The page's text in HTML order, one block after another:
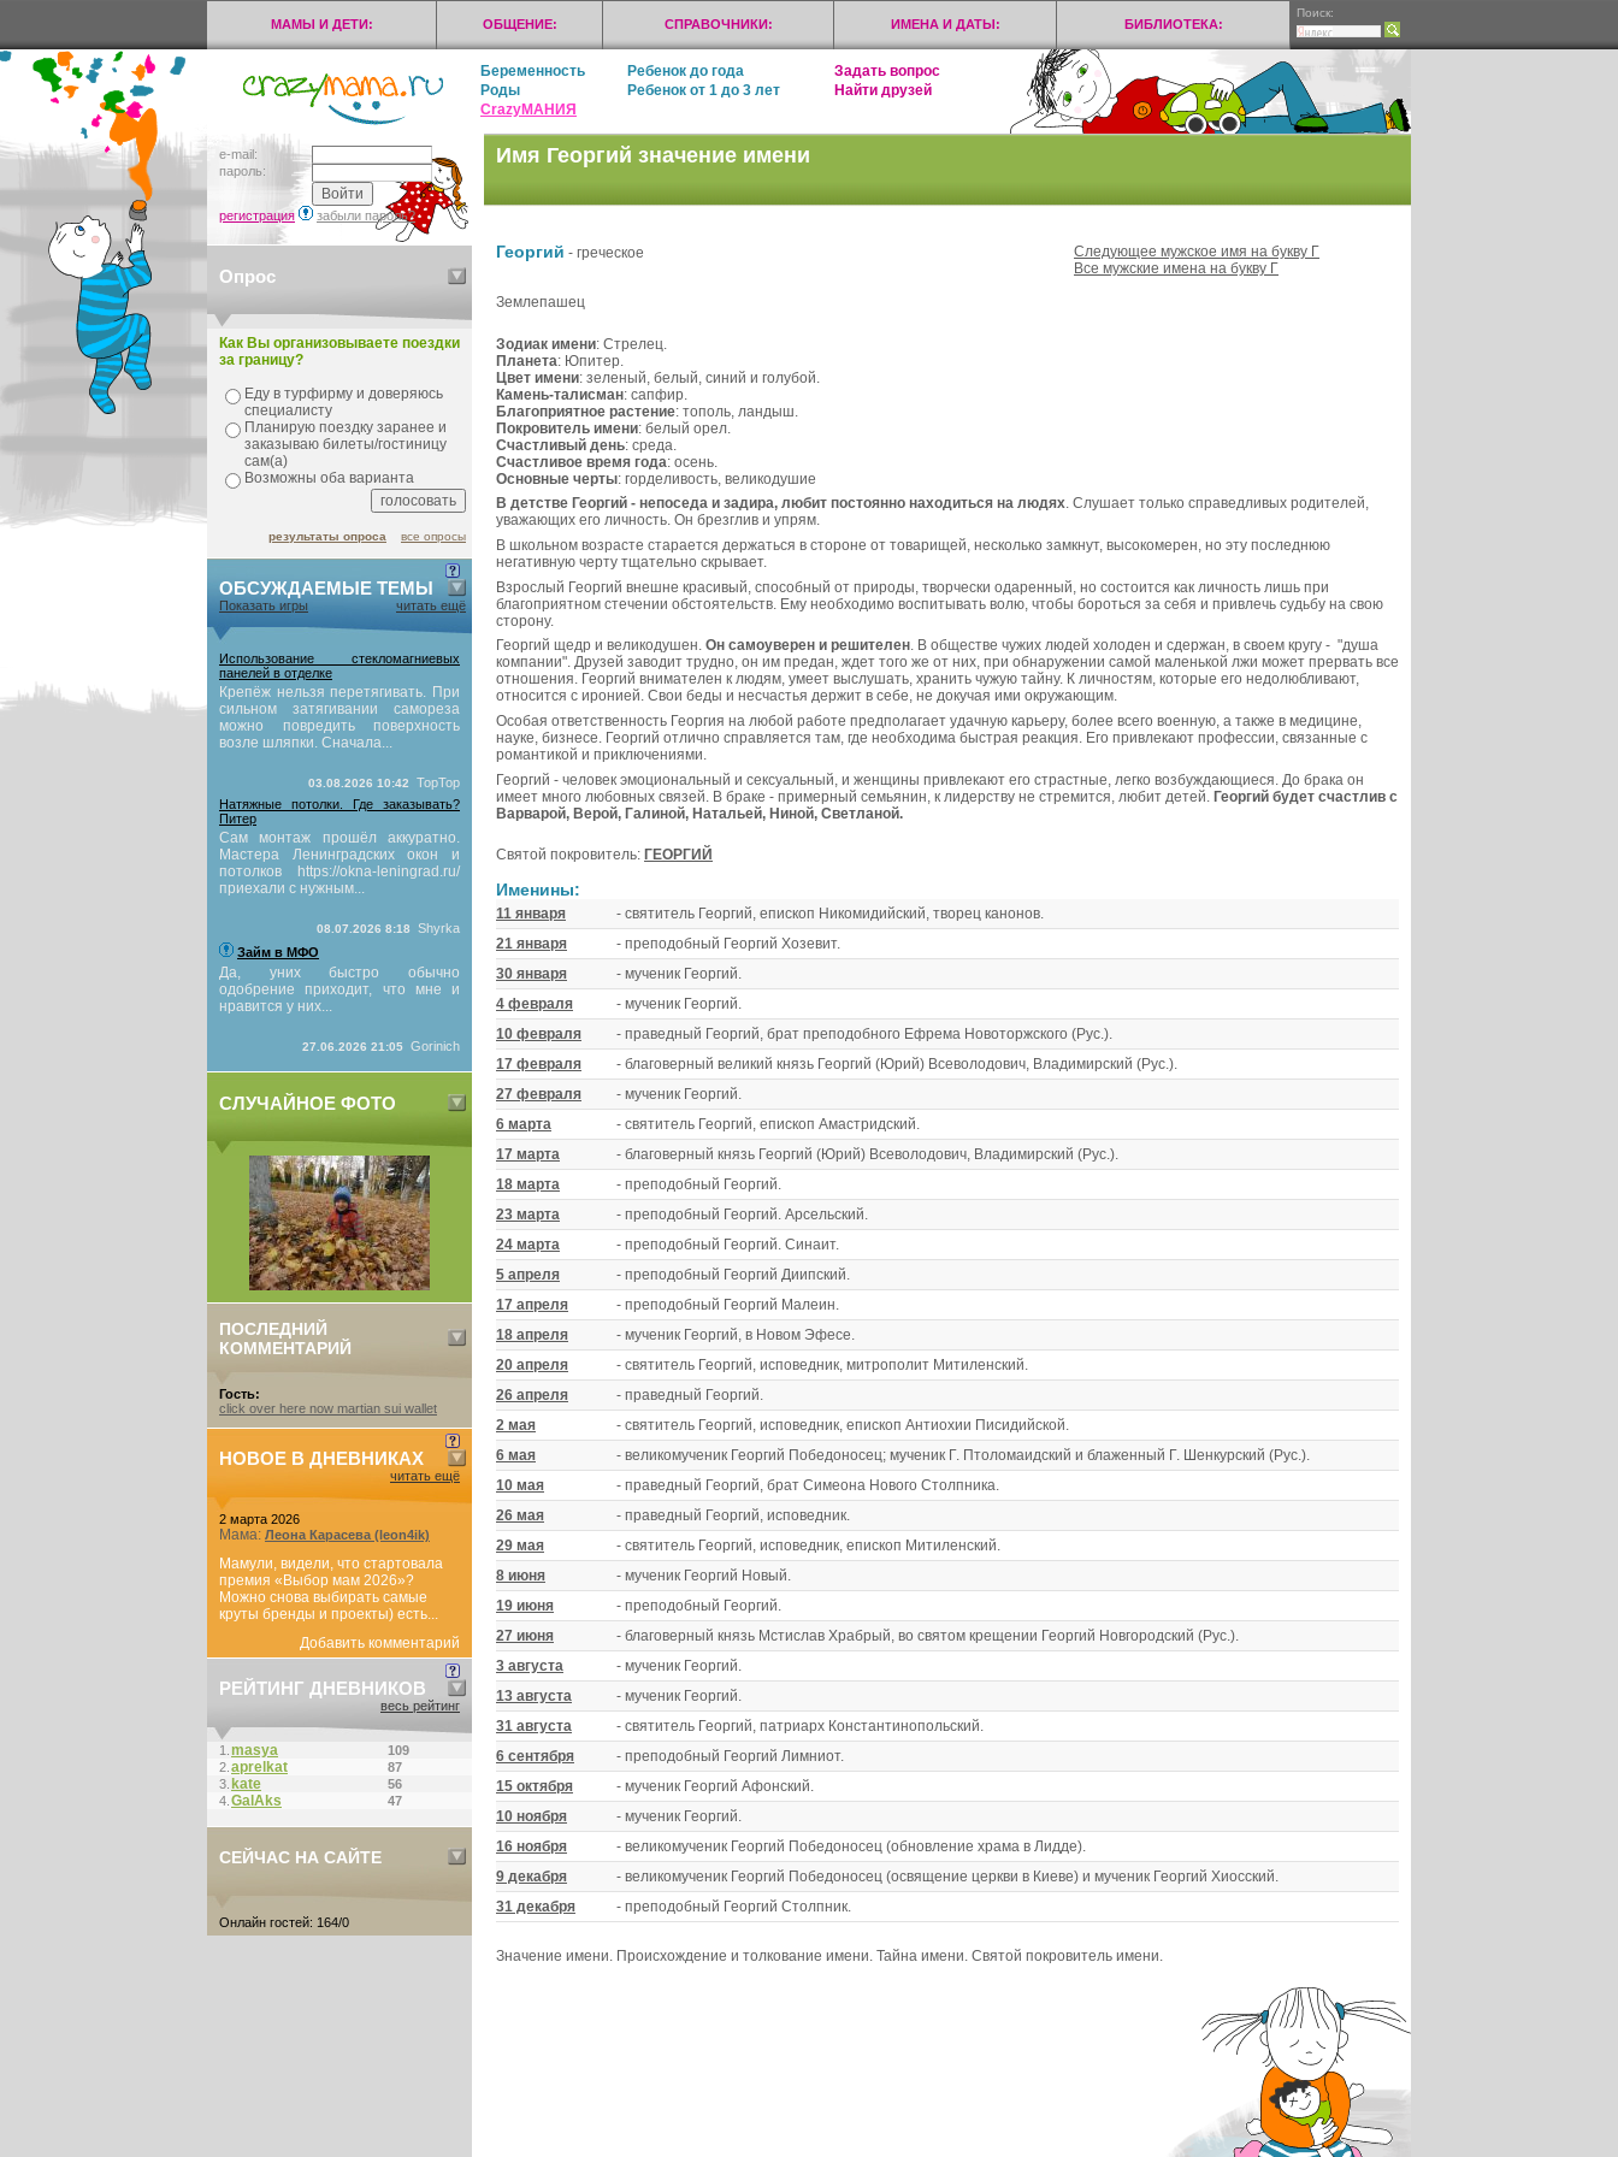
МАМЫ И ДЕТИ: ОБЩЕНИЕ: СПРАВОЧНИКИ: ИМЕНА И ДАТЫ: БИБЛИОТЕКА:
Поиск:
Беременность Ребенок до года
Задать вопрос
Роды
Ребенок от 1 до 3 лет
Найти друзей
CrazyМАНИЯ
e-mail:
пароль:
регистрация забыли пароль?
Опрос
Как Вы организовываете поездки
за границу?
Еду в турфирму и доверяюсь
специалисту
Планирую поездку заранее и
заказываю билеты/гостиницу
сам(а)
Возможны оба варианта
результаты опроса все опросы
ОБСУЖДАЕМЫЕ ТЕМЫ
Показать игры читать ещё
Использование стекломагниевых
панелей в отделке
Крепёж нельзя перетягивать. При
сильном затягивании самореза
можно повредить поверхность
возле шляпки. Сначала...
03.08.2026 10:42
TopTop
Натяжные потолки. Где заказывать?
Питер
Сам монтаж прошёл аккуратно.
Мастера Ленинградских окон и
потолков https://okna-leningrad.ru/
приехали с нужным...
08.07.2026 8:18
Shyrka
Займ в МФО
Да, уних быстро обычно
одобрение приходит, что мне и
нравится у них...
27.06.2026 21:05 Gorinich
СЛУЧАЙНОЕ ФОТО
ПОСЛЕДНИЙ
КОММЕНТАРИЙ
Гость:
click over here now martian sui wallet
НОВОЕ В ДНЕВНИКАХ
читать ещё
2 марта 2026
Мама: Леона Карасева (leon4ik)
Мамули, видели, что стартовала
премия «Выбор мам 2026»?
Можно снова выбирать самые
круты бренды и проекты) есть...
Добавить комментарий
РЕЙТИНГ ДНЕВНИКОВ
весь рейтинг
1. masya
109
2. aprelkat
87
3. kate
56
4. GalAks 47
СЕЙЧАС НА САЙТЕ
Онлайн гостей: 164/0
Имя Георгий значение имени
Георгий - греческое
Следующее мужское имя на букву Г
Все мужские имена на букву Г
Землепашец
Зодиак имени: Стрелец.
Планета: Юпитер.
Цвет имени: зеленый, белый, синий и голубой.
Камень-талисман: сапфир.
Благоприятное растение: тополь, ландыш.
Покровитель имени: белый орел.
Счастливый день: среда.
Счастливое время года: осень.
Основные черты: горделивость, великодушие
В детстве Георгий - непоседа и задира, любит постоянно находиться на людях. Слушает только справедливых родителей,
уважающих его личность. Он брезглив и упрям.
В школьном возрасте старается держаться в стороне от товарищей, несколько замкнут, высокомерен, но эту последнюю
негативную черту тщательно скрывает.
Взрослый Георгий внешне красивый, способный от природы, творчески одаренный, но состоится как личность лишь при
благоприятном стечении обстоятельств. Ему необходимо воспитывать волю, чтобы бороться за себя и привлечь судьбу на свою
сторону.
Георгий щедр и великодушен. Он самоуверен и решителен. В обществе чужих людей холоден и сдержан, в своем кругу - "душа
компании". Друзей заводит трудно, он им предан, ждет того же от них, при обнаружении самой маленькой лжи может прервать все
отношения. Георгий внимателен к людям, умеет выслушать, хранить чужую тайну. К личностям, которые его недолюбливают,
относится с иронией. Свои беды и несчастья держит в себе, не докучая ими окружающим.
Особая ответственность Георгия на любой работе предполагает удачную карьеру, более всего военную, а также в медицине,
науке, бизнесе. Георгий отлично справляется там, где необходима быстрая реакция. Его привлекают профессии, связанные с
романтикой и приключениями.
Георгий - человек эмоциональный и сексуальный, и женщины привлекают его страстные, легко возбуждающиеся. До брака он
имеет много любовных связей. В браке - примерный семьянин, к лидерству не стремится, любит детей. Георгий будет счастлив с
Варварой, Верой, Галиной, Натальей, Ниной, Светланой.
Святой покровитель: ГЕОРГИЙ
Именины:
11 января
- святитель Георгий, епископ Никомидийский, творец канонов.
21 января
- преподобный Георгий Хозевит.
30 января
- мученик Георгий.
4 февраля
- мученик Георгий.
10 февраля
- праведный Георгий, брат преподобного Ефрема Новоторжского (Рус.).
17 февраля
- благоверный великий князь Георгий (Юрий) Всеволодович, Владимирский (Рус.).
27 февраля
- мученик Георгий.
6 марта
- святитель Георгий, епископ Амастридский.
17 марта
- благоверный князь Георгий (Юрий) Всеволодович, Владимирский (Рус.).
18 марта
- преподобный Георгий.
23 марта
- преподобный Георгий. Арсельский.
24 марта
- преподобный Георгий. Синаит.
5 апреля
- преподобный Георгий Диипский.
17 апреля
- преподобный Георгий Малеин.
18 апреля
- мученик Георгий, в Новом Эфесе.
20 апреля
- святитель Георгий, исповедник, митрополит Митиленский.
26 апреля
- праведный Георгий.
2 мая
- святитель Георгий, исповедник, епископ Антиохии Писидийской.
6 мая
- великомученик Георгий Победоносец; мученик Г. Птоломаидский и блаженный Г. Шенкурский (Рус.).
10 мая
- праведный Георгий, брат Симеона Нового Столпника.
26 мая
- праведный Георгий, исповедник.
29 мая
- святитель Георгий, исповедник, епископ Митиленский.
8 июня
- мученик Георгий Новый.
19 июня
- преподобный Георгий.
27 июня
- благоверный князь Мстислав Храбрый, во святом крещении Георгий Новгородский (Рус.).
3 августа
- мученик Георгий.
13 августа
- мученик Георгий.
31 августа
- святитель Георгий, патриарх Константинопольский.
6 сентября
- преподобный Георгий Лимниот.
15 октября
- мученик Георгий Афонский.
10 ноября
- мученик Георгий.
16 ноября
- великомученик Георгий Победоносец (обновление храма в Лидде).
9 декабря
- великомученик Георгий Победоносец (освящение церкви в Киеве) и мученик Георгий Хиосский.
31 декабря
- преподобный Георгий Столпник.
Значение имени. Происхождение и толкование имени. Тайна имени. Святой покровитель имени.